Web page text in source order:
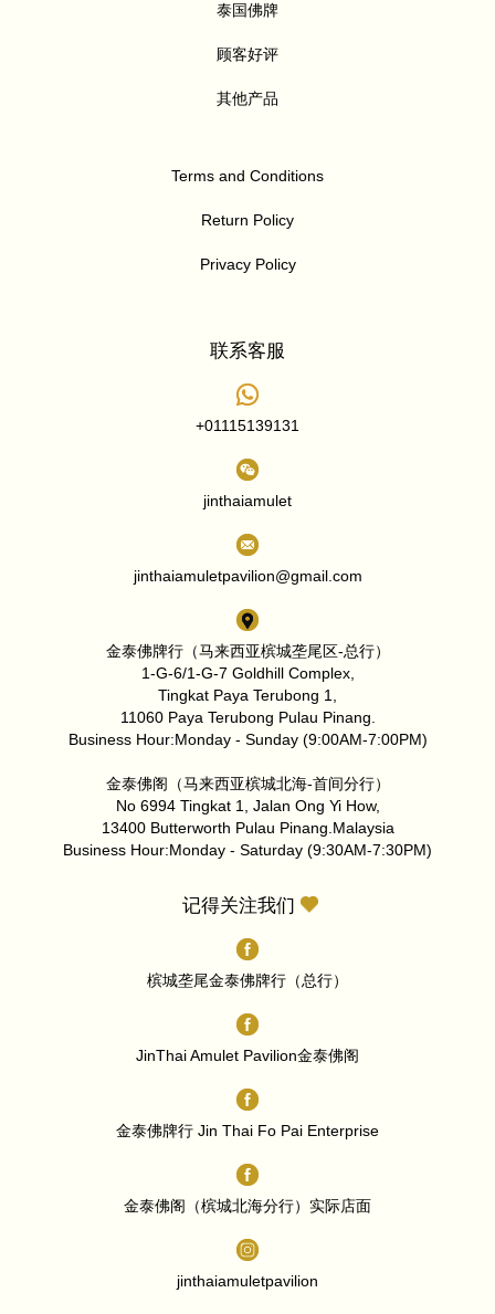
泰国佛牌
顾客好评
其他产品
Terms and Conditions
Return Policy
Privacy Policy
联系客服
+01115139131
jinthaiamulet
jinthaiamuletpavilion@gmail.com
金泰佛牌行（马来西亚槟城垄尾区-总行）
1-G-6/1-G-7 Goldhill Complex,
Tingkat Paya Terubong 1,
11060 Paya Terubong Pulau Pinang.
Business Hour:Monday - Sunday (9:00AM-7:00PM)
金泰佛阁（马来西亚槟城北海-首间分行）
No 6994 Tingkat 1, Jalan Ong Yi How,
13400 Butterworth Pulau Pinang.Malaysia
Business Hour:Monday - Saturday (9:30AM-7:30PM)
记得关注我们
槟城垄尾金泰佛牌行（总行）
JinThai Amulet Pavilion金泰佛阁
金泰佛牌行 Jin Thai Fo Pai Enterprise
金泰佛阁（槟城北海分行）实际店面
jinthaiamuletpavilion